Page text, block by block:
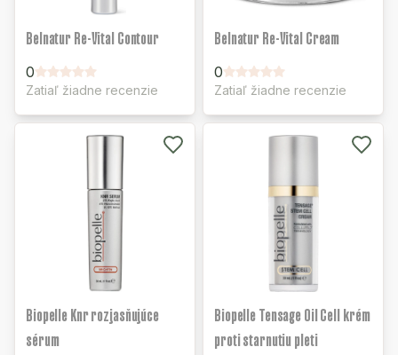
Belnatur Re-Vital Contour
0
Zatiaľ žiadne recenzie
Belnatur Re-Vital Cream
0
Zatiaľ žiadne recenzie
Biopelle Knr rozjasňujúce
sérum
Biopelle Tensage Oil Cell krém
proti starnutiu pleti